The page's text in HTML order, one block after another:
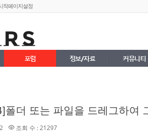
작페이지설정
포럼 정보/자료 커뮤니티
더 또는 파일을 드레그하여 그 경
조회 수 : 21297